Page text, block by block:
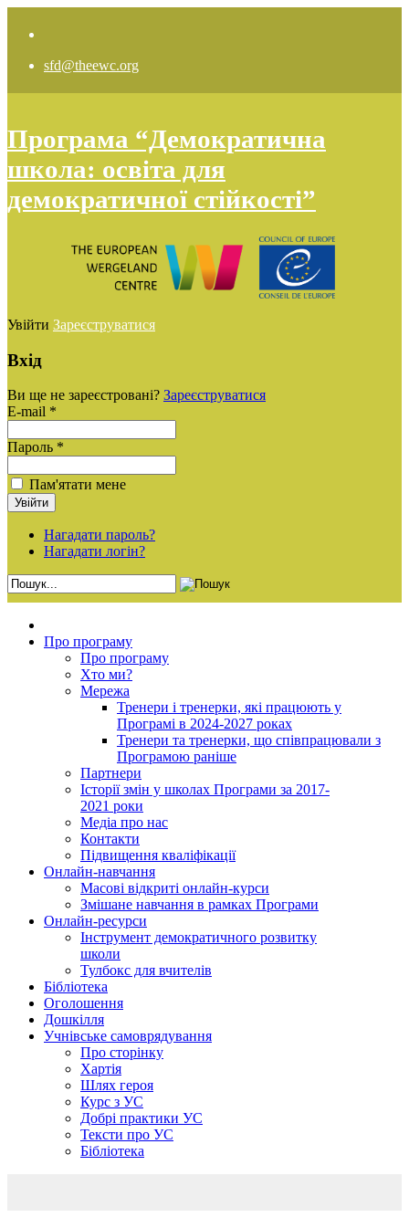
sfd@theewc.org
Програма “Демократична
школа: освіта для
демократичної стійкості”
Увійти Зареєструватися
Вхід
Ви ще не зареєстровані? Зареєструватися
E-mail *
Пароль *
Пам'ятати мене
Нагадати пароль?
Нагадати логін?
Про програму
Про програму
Хто ми?
Мережа
Тренери і тренерки, які працюють у
Програмі в 2024-2027 роках
Тренери та тренерки, що співпрацювали з
Програмою раніше
Партнери
Історії змін у школах Програми за 2017-
2021 роки
Медіа про нас
Контакти
Підвищення кваліфікації
Онлайн-навчання
Масові відкриті онлайн-курси
Змішане навчання в рамках Програми
Онлайн-ресурси
Інструмент демократичного розвитку
школи
Тулбокс для вчителів
Бібліотека
Оголошення
Дошкілля
Учнівське самоврядування
Про сторінку
Хартія
Шлях героя
Курс з УС
Добрі практики УС
Тексти про УС
Бібліотека